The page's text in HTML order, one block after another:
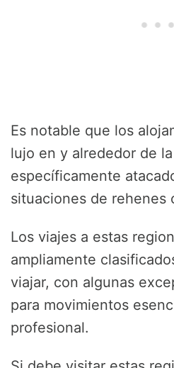
Es notable que los
lujo en y alrededor de
específicamente
situaciones de rehenes
Los viajes a estas
ampliamente
viajar, con algunas
para movimientos
profesional.